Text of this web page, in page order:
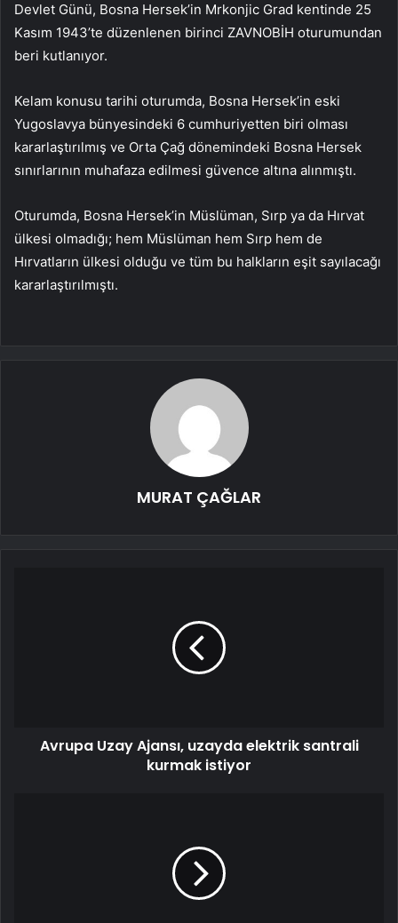
Devlet Günü, Bosna Hersek’in Mrkonjic Grad kentinde 25
Kasım 1943’te düzenlenen birinci ZAVNOBİH oturumundan
beri kutlanıyor.
Kelam konusu tarihi oturumda, Bosna Hersek’in eski
Yugoslavya bünyesindeki 6 cumhuriyetten biri olması
kararlaştırılmış ve Orta Çağ dönemindeki Bosna Hersek
sınırlarının muhafaza edilmesi güvence altına alınmıştı.
Oturumda, Bosna Hersek’in Müslüman, Sırp ya da Hırvat
ülkesi olmadığı; hem Müslüman hem Sırp hem de
Hırvatların ülkesi olduğu ve tüm bu halkların eşit sayılacağı
kararlaştırılmıştı.
MURAT ÇAĞLAR
Avrupa Uzay Ajansı, uzayda elektrik santrali
kurmak istiyor